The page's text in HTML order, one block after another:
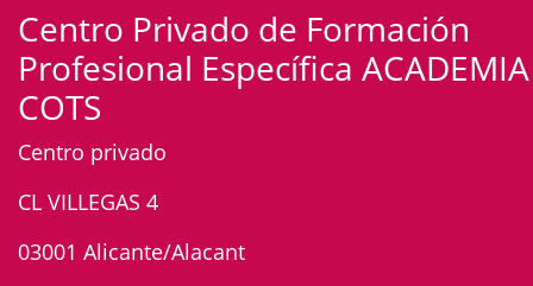
Centro Privado de Formación
Profesional Específica ACADEMIA
COTS
Centro privado
CL VILLEGAS 4
03001 Alicante/Alacant